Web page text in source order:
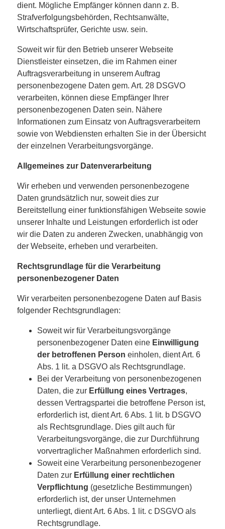
dient. Mögliche Empfänger können dann z. B.
Strafverfolgungsbehörden, Rechtsanwälte,
Wirtschaftsprüfer, Gerichte usw. sein.
Soweit wir für den Betrieb unserer Webseite
Dienstleister einsetzen, die im Rahmen einer
Auftragsverarbeitung in unserem Auftrag
personenbezogene Daten gem. Art. 28 DSGVO
verarbeiten, können diese Empfänger Ihrer
personenbezogenen Daten sein. Nähere
Informationen zum Einsatz von Auftragsverarbeitern
sowie von Webdiensten erhalten Sie in der Übersicht
der einzelnen Verarbeitungsvorgänge.
Allgemeines zur Datenverarbeitung
Wir erheben und verwenden personenbezogene
Daten grundsätzlich nur, soweit dies zur
Bereitstellung einer funktionsfähigen Webseite sowie
unserer Inhalte und Leistungen erforderlich ist oder
wir die Daten zu anderen Zwecken, unabhängig von
der Webseite, erheben und verarbeiten.
Rechtsgrundlage für die Verarbeitung
personenbezogener Daten
Wir verarbeiten personenbezogene Daten auf Basis
folgender Rechtsgrundlagen:
Soweit wir für Verarbeitungsvorgänge
personenbezogener Daten eine Einwilligung
der betroffenen Person einholen, dient Art. 6
Abs. 1 lit. a DSGVO als Rechtsgrundlage.
Bei der Verarbeitung von personenbezogenen
Daten, die zur Erfüllung eines Vertrages,
dessen Vertragspartei die betroffene Person ist,
erforderlich ist, dient Art. 6 Abs. 1 lit. b DSGVO
als Rechtsgrundlage. Dies gilt auch für
Verarbeitungsvorgänge, die zur Durchführung
vorvertraglicher Maßnahmen erforderlich sind.
Soweit eine Verarbeitung personenbezogener
Daten zur Erfüllung einer rechtlichen
Verpflichtung (gesetzliche Bestimmungen)
erforderlich ist, der unser Unternehmen
unterliegt, dient Art. 6 Abs. 1 lit. c DSGVO als
Rechtsgrundlage.